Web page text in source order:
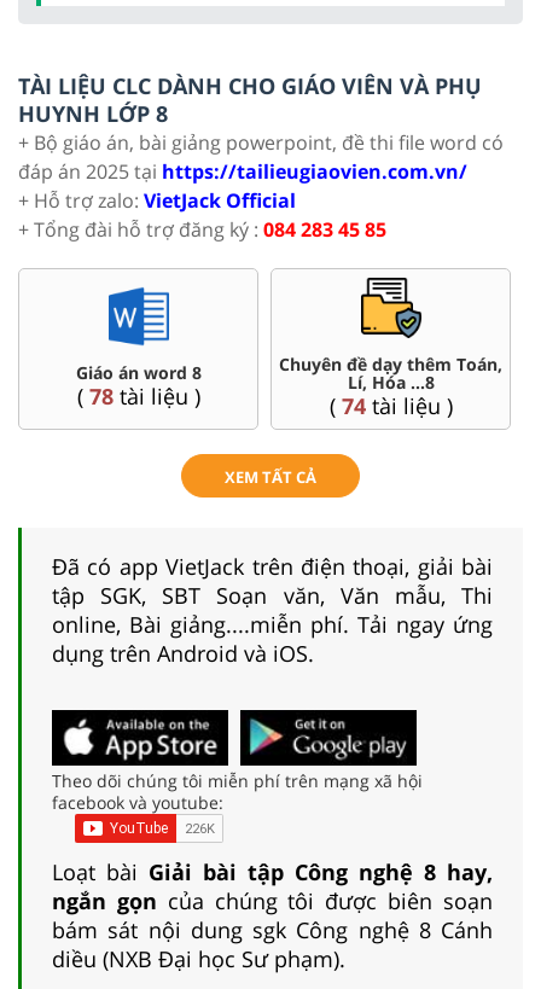
TÀI LIỆU CLC DÀNH CHO GIÁO VIÊN VÀ PHỤ
HUYNH LỚP 8
+ Bộ giáo án, bài giảng powerpoint, đề thi file word có
đáp án 2025 tại https://tailieugiaovien.com.vn/
+ Hỗ trợ zalo: VietJack Official
+ Tổng đài hỗ trợ đăng ký : 084 283 45 85
thêm Toán,
liệu )
Đề thi HSG 8
tài liệu )
Trắc nghiệm
XEM TẤT CẢ
Đã có app VietJack trên điện thoại, giải bài
tập SGK, SBT Soạn văn, Văn mẫu, Thi
online, Bài giảng....miễn phí. Tải ngay ứng
dụng trên Android và iOS.
Theo dõi chúng tôi miễn phí trên mạng xã hội
facebook và youtube:
Loạt bài Giải bài tập Công nghệ 8 hay,
ngắn gọn của chúng tôi được biên soạn
bám sát nội dung sgk Công nghệ 8 Cánh
diều (NXB Đại học Sư phạm).